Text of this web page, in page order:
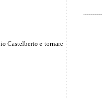
Castelberto e tornare